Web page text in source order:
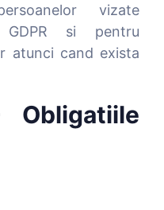
vizate
si pentru
atunci cand exista